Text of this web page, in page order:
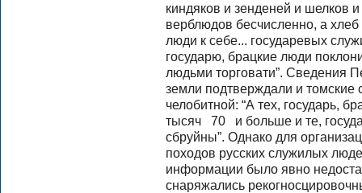
киндяков и зенденей и шелков
верблюдов бесчисленно, а
люди к себе... государевых
государю, брацкие люди
людьми торговати”. Сведения
земли подтверждали и
челобитной: “А тех, государь,
тысяч 70 и больше и те,
сбруйны”. Однако для
походов русских служилых
информации было явно
снаряжались